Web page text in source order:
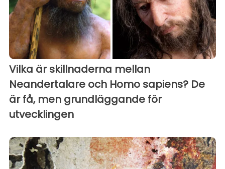
Vilka är skillnaderna mellan
Neandertalare och Homo sapiens? De
är få, men grundläggande för
utvecklingen